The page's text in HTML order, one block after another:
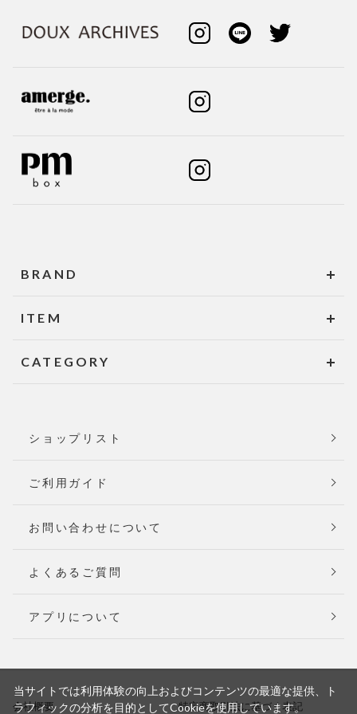
BRAND
ITEM
CATEGORY
ショップリスト
ご利用ガイド
お問い合わせについて
よくあるご質問
アプリについて
会社概要 特定商取引法に基づく表記
当サイトでは利用体験の向上およびコンテンツの最適な提供、ト
ラフィックの分析を目的としてCookieを使用しています。